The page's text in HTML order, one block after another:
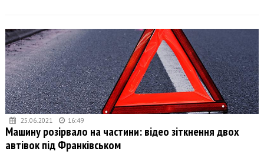
25.06.2021 16:49
Машину розірвало на частини: відео зіткнення двох
автівок під Франківськом